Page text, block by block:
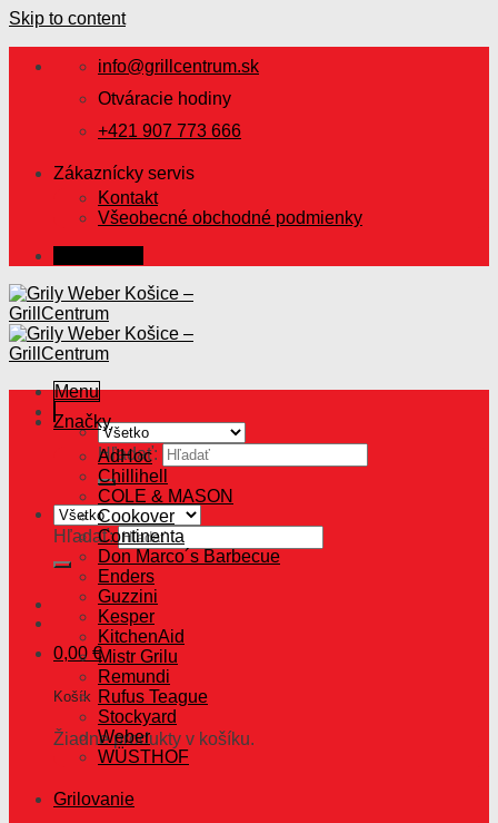
Skip to content
info@grillcentrum.sk
Otváracie hodiny
+421 907 773 666
Zákaznícky servis
Kontakt
Všeobecné obchodné podmienky
Menu
Hľadať:
Hľadať:
0,00 €
Košík
Žiadne produkty v košíku.
Značky
AdHoc
Chillihell
COLE & MASON
Cookover
Continenta
Don Marco´s Barbecue
Enders
Guzzini
Kesper
KitchenAid
Mistr Grilu
Remundi
Rufus Teague
Stockyard
Weber
WÜSTHOF
Grilovanie